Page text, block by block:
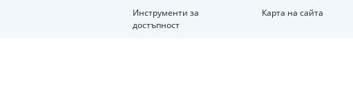
Инструменти за
достъпност
Карта на сайта